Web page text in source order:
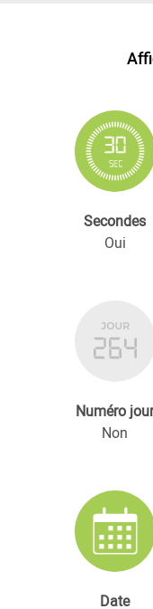
Secondes
Oui
Numéro
Non
Date